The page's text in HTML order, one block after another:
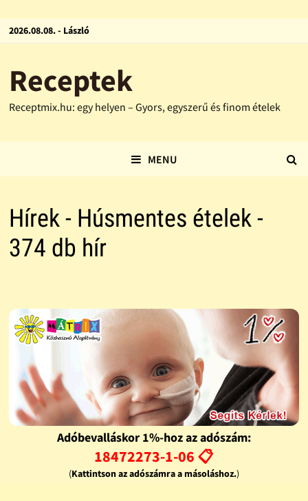
2026.08.08. - László
Receptek
Receptmix.hu: egy helyen – Gyors, egyszerű és finom ételek
MENU
Hírek - Húsmentes ételek -
374 db hír
Adóbevalláskor 1%-hoz az adószám:
18472273-1-06 📋
(Kattintson az adószámra a másoláshoz.)